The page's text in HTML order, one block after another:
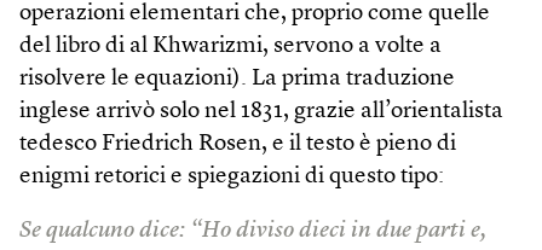
operazioni elementari che, proprio come quelle
del libro di al Khwarizmi, servono a volte a
risolvere le equazioni). La prima traduzione
inglese arrivò solo nel 1831, grazie all’orientalista
tedesco Friedrich Rosen, e il testo è pieno di
enigmi retorici e spiegazioni di questo tipo:
Se qualcuno dice: “Ho diviso dieci in due parti e,